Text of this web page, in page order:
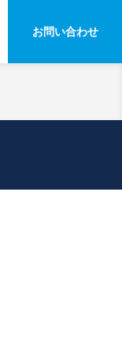
お問い合わせ